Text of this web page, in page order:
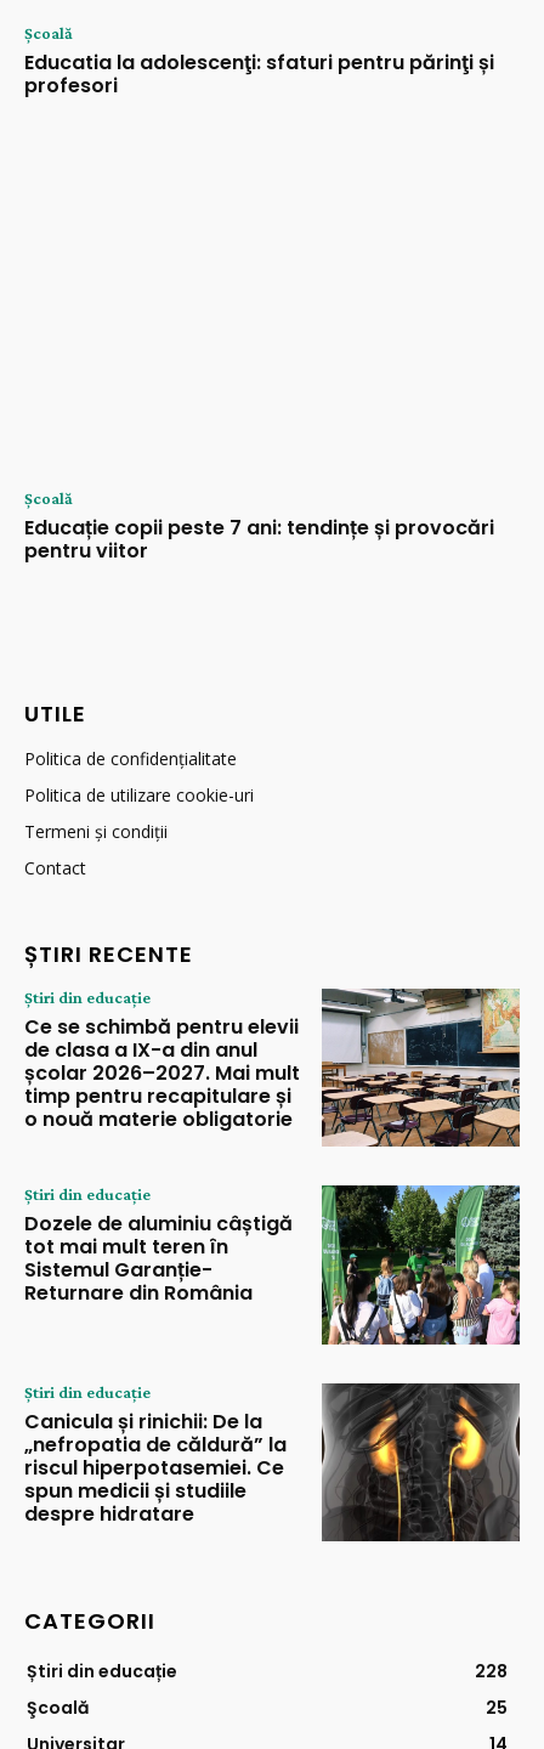
Şcoală
Educatia la adolescenţi: sfaturi pentru părinţi și
profesori
Şcoală
Educație copii peste 7 ani: tendințe și provocări
pentru viitor
UTILE
Politica de confidențialitate
Politica de utilizare cookie-uri
Termeni și condiții
Contact
ȘTIRI RECENTE
Știri din educație
Ce se schimbă pentru elevii
de clasa a IX-a din anul
școlar 2026–2027. Mai mult
timp pentru recapitulare și
o nouă materie obligatorie
Știri din educație
Dozele de aluminiu câștigă
tot mai mult teren în
Sistemul Garanție-
Returnare din România
Știri din educație
Canicula și rinichii: De la
„nefropatia de căldură” la
riscul hiperpotasemiei. Ce
spun medicii și studiile
despre hidratare
CATEGORII
Știri din educație
228
Şcoală
25